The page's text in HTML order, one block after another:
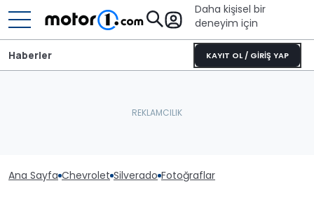
Daha kişisel bir
deneyim için
KAYIT OL / GİRİŞ YAP
Haberler
Ana Sayfa Chevrolet Silverado Fotoğraflar